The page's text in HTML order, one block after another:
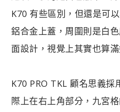
K70 有些區別，但還是可
鋁合金上蓋，周圍則是白
面設計，視覺上其實也算滿
K70 PRO TKL 顧名思義採
際上在右上角部分，九宮